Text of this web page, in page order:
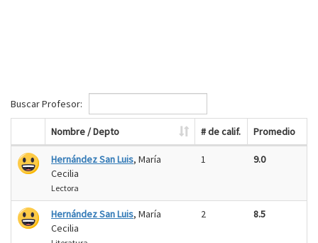
Buscar Profesor:
Nombre / Depto # de calif. Promedio
Hernández San Luis, María
Cecilia
Lectora
1 9.0
Hernández San Luis, María
Cecilia
2 8.5